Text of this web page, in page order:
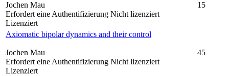
Jochen Mau
Erfordert eine Authentifizierung Nicht lizenziert
Lizenziert
15
Axiomatic bipolar dynamics and their control
Jochen Mau
Erfordert eine Authentifizierung Nicht lizenziert
Lizenziert
45